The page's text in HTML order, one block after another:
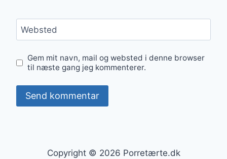
Websted
Gem mit navn, mail og websted i denne browser
til næste gang jeg kommenterer.
Copyright © 2026 Porretærte.dk